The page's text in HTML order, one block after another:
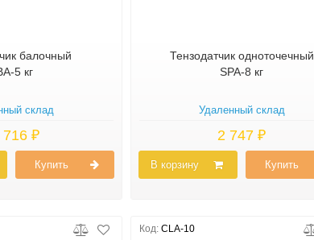
балочный
5 кг
склад
716 ₽
Купить
Тензодатчик одноточечный
SPA-8 кг
Удаленный склад
2 747 ₽
В корзину Купить
Код: CLA-10